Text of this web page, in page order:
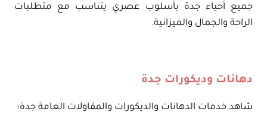
جميع أحياء جدة بأسلوب عصري يتناسب مع متطلبات
الراحة والجمال والميزانية.
دهانات وديكورات جدة
شاهد خدمات الدهانات والديكورات والمقاولات العامة جدة: